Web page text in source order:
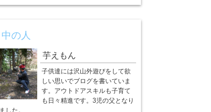
中の人
芋えもん
子供達には沢山外遊びをして欲
しい思いでブログを書いていま
す。アウトドアスキルも子育て
も日々精進です。3児の父となり
ました。